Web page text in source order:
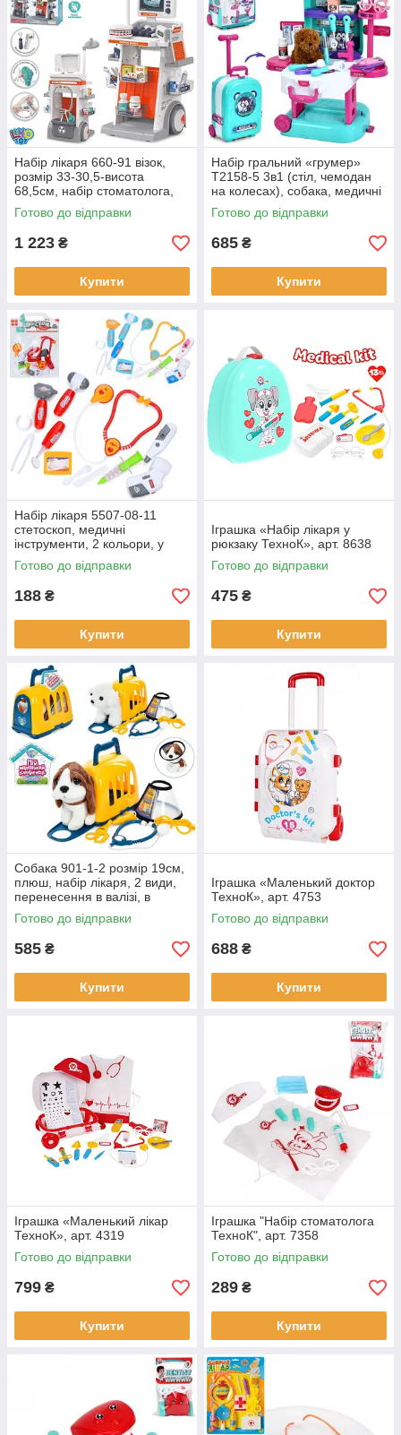
Набір лікаря 660-91 візок,
розмір 33-30,5-висота
68,5см, набір стоматолога,
медичні інструменти, звук,
світло, 30 предметів.
Готово до відправки
1 223 ₴
Купити
Набір гральний «грумер»
T2158-5 3в1 (стіл, чемодан
на колесах), собака, медичні
інструменти, 30 предметів.
Готово до відправки
685 ₴
Купити
Набір лікаря 5507-08-11
стетоскоп, медичні
інструменти, 2 кольори, у
пакеті 24-31-6см
Готово до відправки
188 ₴
Купити
Іграшка «Набір лікаря у
рюкзаку ТехноК», арт. 8638
Готово до відправки
475 ₴
Купити
Собака 901-1-2 розмір 19см,
плюш, набір лікаря, 2 види,
перенесення в валізі, в
кульці, 21-17-12см
Готово до відправки
585 ₴
Купити
Іграшка «Маленький доктор
ТехноК», арт. 4753
Готово до відправки
688 ₴
Купити
Іграшка «Маленький лікар
ТехноК», арт. 4319
Готово до відправки
799 ₴
Купити
Іграшка "Набір стоматолога
ТехноК", арт. 7358
Готово до відправки
289 ₴
Купити